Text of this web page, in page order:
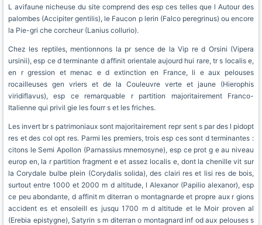
L avifaune nicheuse du site comprend des esp ces telles que l Autour des
palombes (Accipiter gentilis), le Faucon p lerin (Falco peregrinus) ou encore
la Pie-gri che corcheur (Lanius collurio).
Chez les reptiles, mentionnons la pr sence de la Vip re d Orsini (Vipera
ursinii), esp ce d terminante d affinit orientale aujourd hui rare, tr s localis e,
en r gression et menac e d extinction en France, li e aux pelouses
rocailleuses gen vriers et de la Couleuvre verte et jaune (Hierophis
viridiflavus), esp ce remarquable r partition majoritairement Franco-
Italienne qui privil gie les fourr s et les friches.
Les invert br s patrimoniaux sont majoritairement repr sent s par des l pidopt
res et des col opt res. Parmi les premiers, trois esp ces sont d terminantes :
citons le Semi Apollon (Parnassius mnemosyne), esp ce prot g e au niveau
europ en, la r partition fragment e et assez localis e, dont la chenille vit sur
la Corydale bulbe plein (Corydalis solida), des clairi res et lisi res de bois,
surtout entre 1000 et 2000 m d altitude, l Alexanor (Papilio alexanor), esp
ce peu abondante, d affinit m diterran o montagnarde et propre aux r gions
accident es et ensoleill es jusqu 1700 m d altitude et le Moir proven al
(Erebia epistygne), Satyrin s m diterran o montagnard inf od aux pelouses s